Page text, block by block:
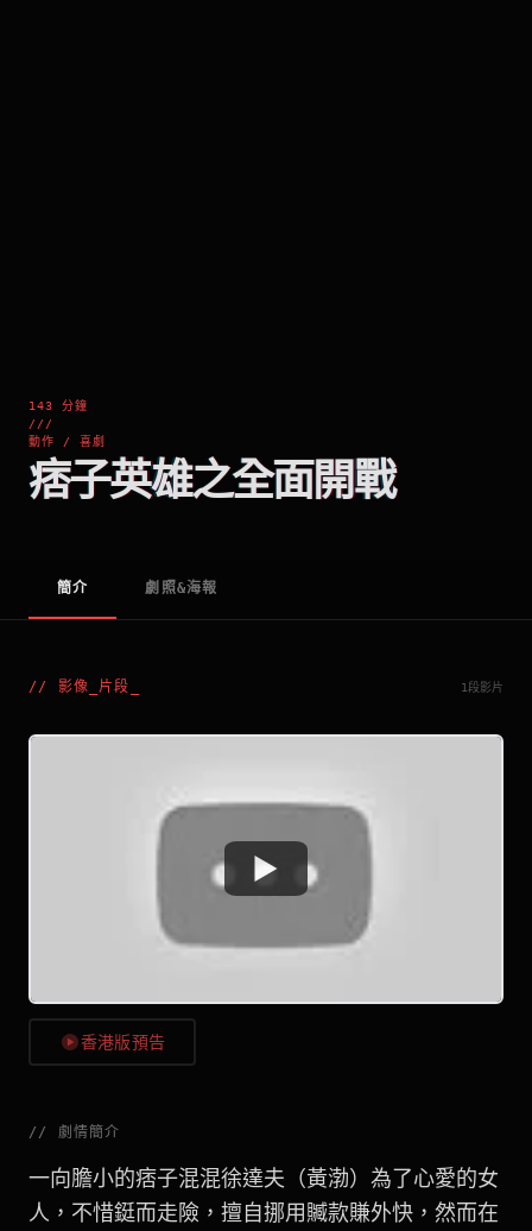
143 分鐘
///
動作 / 喜劇
痞子英雄之全面開戰
簡介 劇照&海報
// 影像_片段 1段影片
Watch
香港版預告
// 劇情簡介
一向膽小的痞子混混徐達夫（黃渤）為了心愛的女
人，不惜鋌而走險，擅自挪用贓款賺外快，然而在